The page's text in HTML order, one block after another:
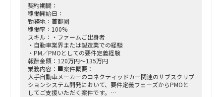
契約期間：
稼働開始日：
勤務地：首都圏
稼働率：100%
スキル：・ファームご出身者
・自動車業界または製造業での経験
・PM／PMOとしての要件定義経験
報酬金額：120万円～135万円
業務内容：■案件概要：
大手自動車メーカーのコネクティッドカー関連のサブスクリプ
ションシステム開発において、要件定義フェーズからPMOと
してご支援いただく案件です。